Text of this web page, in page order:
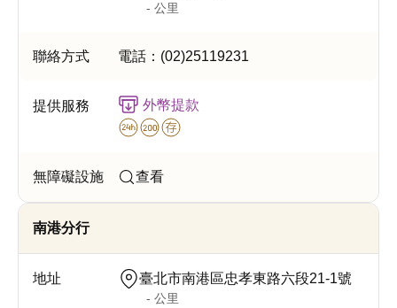
- 公里
電話： (02)25119231
外幣提款
查看
南港分行
臺北市南港區忠孝東路六段21-1號
- 公里